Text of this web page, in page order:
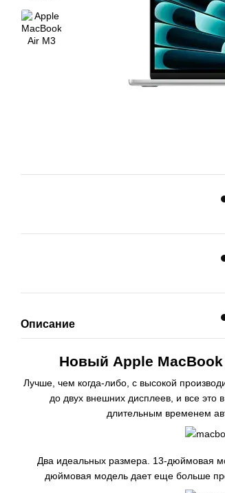
Описание
Новый Apple
Лучше, чем когда-либо, с высокой
до двух внешних дисплеев, и все это
длительным временем
Два идеальных размера. 13-дюймовая
дюймовая модель дает еще больше